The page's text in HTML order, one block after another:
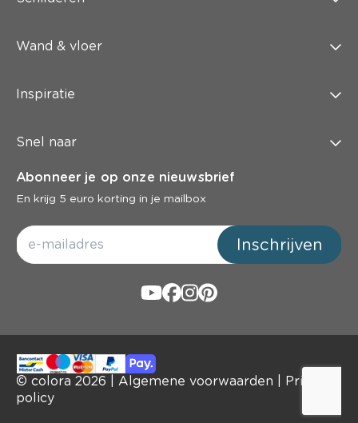
Wand & vloer
Inspiratie
Snel naar
Abonneer je op onze nieuwsbrief
En krijg 5 euro korting in je mailbox
Inschrijven
© colora 2026 Algemene voorwaarden
Privacy
policy